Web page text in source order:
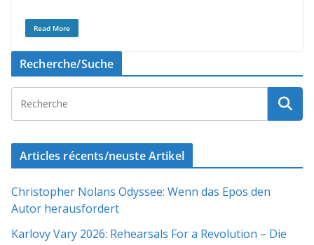
Read More
Recherche/Suche
Articles récents/neuste Artikel
Christopher Nolans Odyssee: Wenn das Epos den
Autor herausfordert
Karlovy Vary 2026: Rehearsals For a Revolution – Die